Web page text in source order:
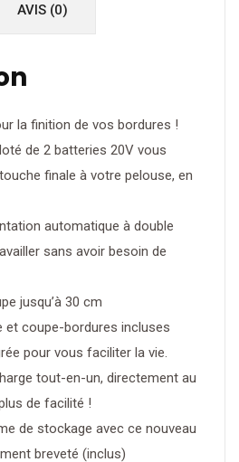
AVIS (0)
la finition de vos bordures !
de 2 batteries 20V vous
finale à votre pelouse, en
automatique à double
sans avoir besoin de
jusqu’à 30 cm
et coupe-bordures incluses
pour vous faciliter la vie.
tout-en-un, directement au
de facilité !
de stockage avec ce nouveau
breveté (inclus)